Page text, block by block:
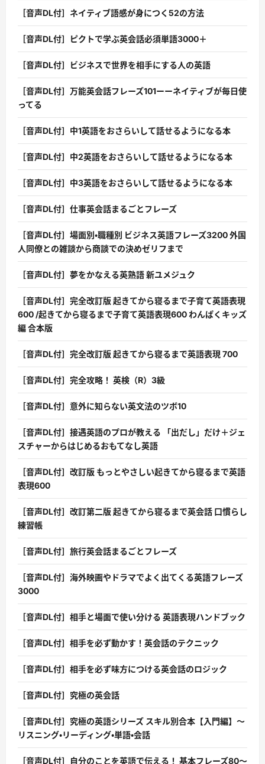
［音声DL付］ネイティブ語感が身につく52の方法
［音声DL付］ピクトで学ぶ英会話必須単語3000＋
［音声DL付］ビジネスで世界を相手にする人の英語
［音声DL付］万能英会話フレーズ101ーーネイティブが毎日使
ってる
［音声DL付］中1英語をおさらいして話せるようになる本
［音声DL付］中2英語をおさらいして話せるようになる本
［音声DL付］中3英語をおさらいして話せるようになる本
［音声DL付］仕事英会話まるごとフレーズ
［音声DL付］場面別・職種別 ビジネス英語フレーズ3200 外国
人同僚との雑談から商談での決めゼリフまで
［音声DL付］夢をかなえる英熟語 新ユメジュク
［音声DL付］完全改訂版 起きてから寝るまで子育て英語表現
600 /起きてから寝るまで子育て英語表現600 わんぱくキッズ
編 合本版
［音声DL付］完全改訂版 起きてから寝るまで英語表現 700
［音声DL付］完全攻略！ 英検（R）3級
［音声DL付］意外に知らない英文法のツボ10
［音声DL付］接遇英語のプロが教える 「出だし」だけ＋ジェ
スチャーからはじめるおもてなし英語
［音声DL付］改訂版 もっとやさしい起きてから寝るまで英語
表現600
［音声DL付］改訂第二版 起きてから寝るまで英会話 口慣らし
練習帳
［音声DL付］旅行英会話まるごとフレーズ
［音声DL付］海外映画やドラマでよく出てくる英語フレーズ
3000
［音声DL付］相手と場面で使い分ける 英語表現ハンドブック
［音声DL付］相手を必ず動かす！英会話のテクニック
［音声DL付］相手を必ず味方につける英会話のロジック
［音声DL付］究極の英会話
［音声DL付］究極の英語シリーズ スキル別合本【入門編】〜
リスニング・リーディング・単語・会話
［音声DL付］自分のことを英語で伝える！ 基本フレーズ80〜